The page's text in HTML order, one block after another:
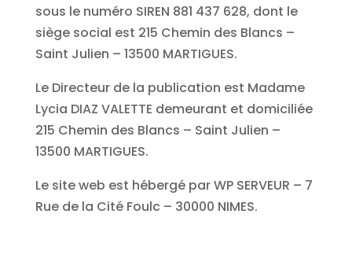
sous le numéro SIREN 881 437 628, dont le
siège social est 215 Chemin des Blancs –
Saint Julien – 13500 MARTIGUES.
Le Directeur de la publication est Madame
Lycia DIAZ VALETTE demeurant et domiciliée
215 Chemin des Blancs – Saint Julien –
13500 MARTIGUES.
Le site web est hébergé par WP SERVEUR – 7
Rue de la Cité Foulc – 30000 NIMES.